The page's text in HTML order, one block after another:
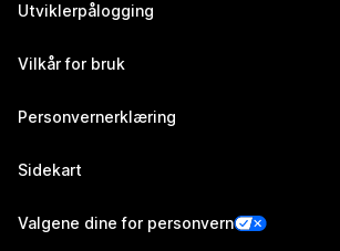
Utviklerpålogging
Vilkår for bruk
Personvernerklæring
Sidekart
Valgene dine for personvern